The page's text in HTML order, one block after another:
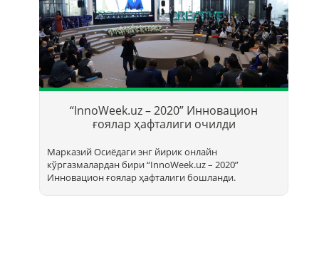
“InnoWeek.uz – 2020” Инновацион
ғоялар ҳафталиги очилди
Марказий Осиёдаги энг йирик онлайн
кўргазмалардан бири “InnoWееk.uz – 2020”
Инновацион ғоялар ҳафталиги бошланди.